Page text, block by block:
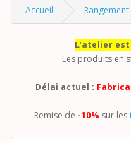
Accueil Rangement
L’atelier
Les produits en
Délai actuel :
Remise de -10% sur les